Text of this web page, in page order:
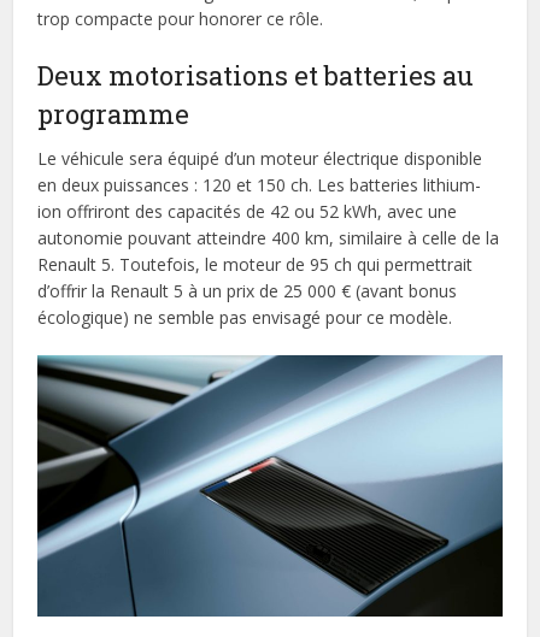
trop compacte pour honorer ce rôle.
Deux motorisations et batteries au
programme
Le véhicule sera équipé d’un moteur électrique disponible
en deux puissances : 120 et 150 ch. Les batteries lithium-
ion offriront des capacités de 42 ou 52 kWh, avec une
autonomie pouvant atteindre 400 km, similaire à celle de la
Renault 5. Toutefois, le moteur de 95 ch qui permettrait
d’offrir la Renault 5 à un prix de 25 000 € (avant bonus
écologique) ne semble pas envisagé pour ce modèle.